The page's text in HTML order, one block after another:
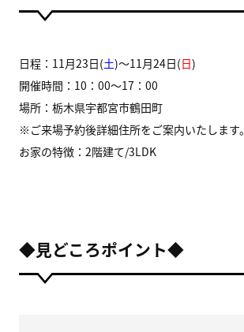
日程：11月23日(土)～11月24日(日)
開催時間：10：00～17：00
場所：栃木県宇都宮市鶴田町
※ご来場予約後詳細住所をご案内いたします。
お家の特徴：2階建て/3LDK
◆見どころポイント◆